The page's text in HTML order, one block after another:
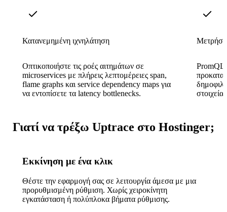
Κατανεμημένη ιχνηλάτηση
Οπτικοποιήστε τις ροές αιτημάτων σε
microservices με πλήρεις λεπτομέρειες span,
flame graphs και service dependency maps για
να εντοπίσετε τα latency bottlenecks.
Γιατί να τρέξω Uptrace στο Hostinger;
Εκκίνηση με ένα κλικ
Θέστε την εφαρμογή σας σε λειτουργία άμεσα με μια
προρυθμισμένη ρύθμιση. Χωρίς χειροκίνητη
εγκατάσταση ή πολύπλοκα βήματα ρύθμισης.